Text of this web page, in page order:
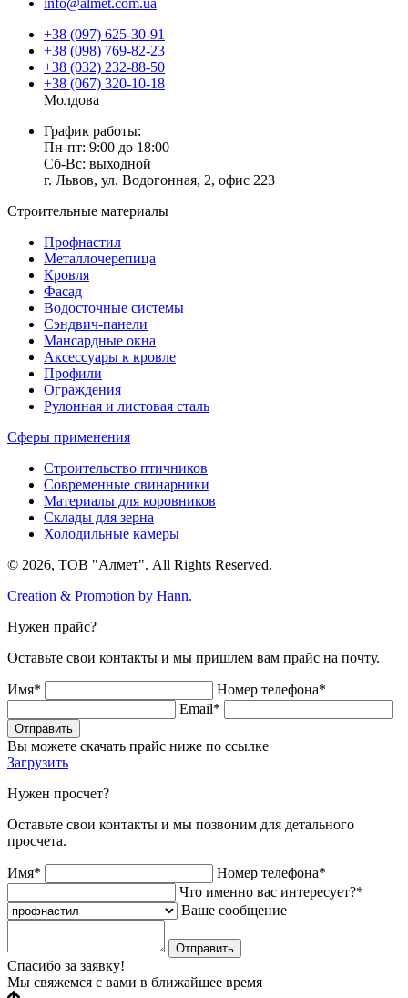
+38 (097) 625-30-91
+38 (098) 769-82-23
+38 (032) 232-88-50
+38 (067) 320-10-18
Молдова
График работы:
Пн-пт: 9:00 до 18:00
Сб-Вс: выходной
г. Львов, ул. Водогонная, 2, офис 223
Строительные материалы
Профнастил
Металлочерепица
Кровля
Фасад
Водосточные системы
Сэндвич-панели
Мансардные окна
Аксессуары к кровле
Профили
Ограждения
Рулонная и листовая сталь
Сферы применения
Строительство птичников
Современные свинарники
Материалы для коровников
Склады для зерна
Холодильные камеры
© 2026, ТОВ "Алмет". All Rights Reserved.
Creation & Promotion by Hann.
Нужен прайс?
Оставьте свои контакты и мы пришлем вам прайс на почту.
Имя*
Номер телефона*
Email*
Отправить
Вы можете скачать прайс ниже по ссылке
Загрузить
Нужен просчет?
Оставьте свои контакты и мы позвоним для детального
просчета.
Имя*
Номер телефона*
Что именно вас интересует?*
Ваше сообщение
Отправить
Спасибо за заявку!
Мы свяжемся с вами в ближайшее время